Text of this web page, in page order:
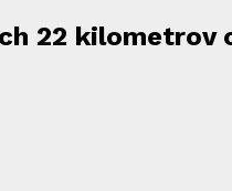
22 kilometrov